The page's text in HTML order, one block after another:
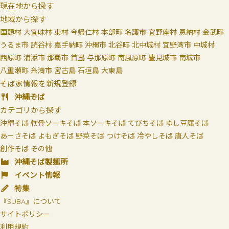
現在地から探す
地域から探す
国頭村 大宜味村 東村 今帰仁村 本部町 名護市 宜野座村 恩納村 金武町
うるま市 読谷村 嘉手納町 沖縄市 北谷町 北中城村 宜野湾市 中城村
西原町 浦添市 那覇市 首里 与那原町 南風原町 豊見城市 南城市
八重瀬町 糸満市 宮古島 石垣島 大東島
そば家情報を新規登録
沖縄そば
カテゴリから探す
沖縄そば 軟骨ソーキそば 本ソーキそば てびちそば ゆし豆腐そば
あーさそば よもぎそば 野菜そば つけそば 冷やしそば 唐人そば
創作そば その他
沖縄そば製麺所
イベント情報
特集
『SUBA』について
サイトポリシー
利用規約